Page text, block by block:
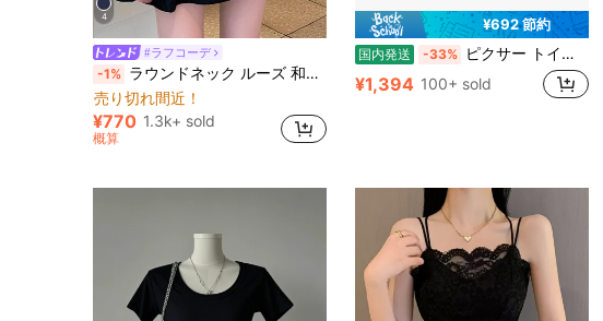
4
#ラフコーデ
-1% ラウンドネック ルーズ 和風 レタープリント 可愛い猫 半袖Tシャツ、春夏カジュアル ブラック
売り切れ間近！
¥770 1.3k+ sold
概算
¥692 節約
国内発送 -33% ピクサー トイストーリー シドスカル ブラック Tシャツ
¥1,394 100+ sold